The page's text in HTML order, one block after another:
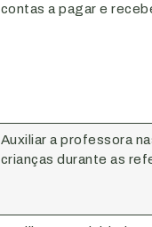
contas a pagar e
Auxiliar a professora
crianças durante as